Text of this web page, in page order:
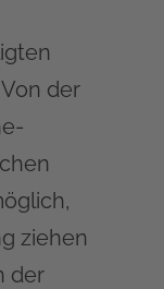
der
ziehen
der